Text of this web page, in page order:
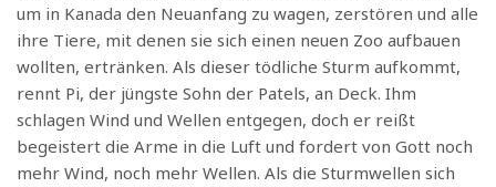
um in Kanada den Neuanfang zu wagen, zerstören und alle
ihre Tiere, mit denen sie sich einen neuen Zoo aufbauen
wollten, ertränken. Als dieser tödliche Sturm aufkommt,
rennt Pi, der jüngste Sohn der Patels, an Deck. Ihm
schlagen Wind und Wellen entgegen, doch er reißt
begeistert die Arme in die Luft und fordert von Gott noch
mehr Wind, noch mehr Wellen. Als die Sturmwellen sich